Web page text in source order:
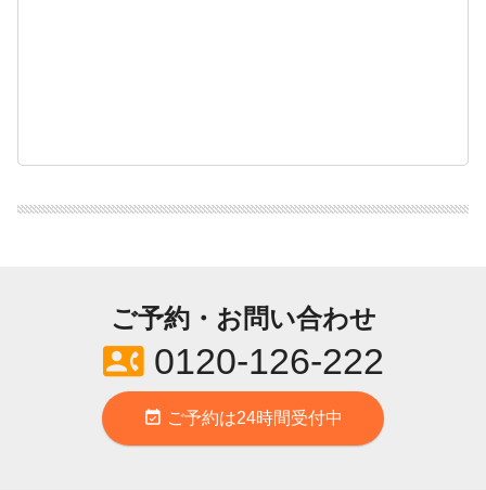
ご予約・お問い合わせ
contact_phone0120-126-222
event_available ご予約は24時間受付中